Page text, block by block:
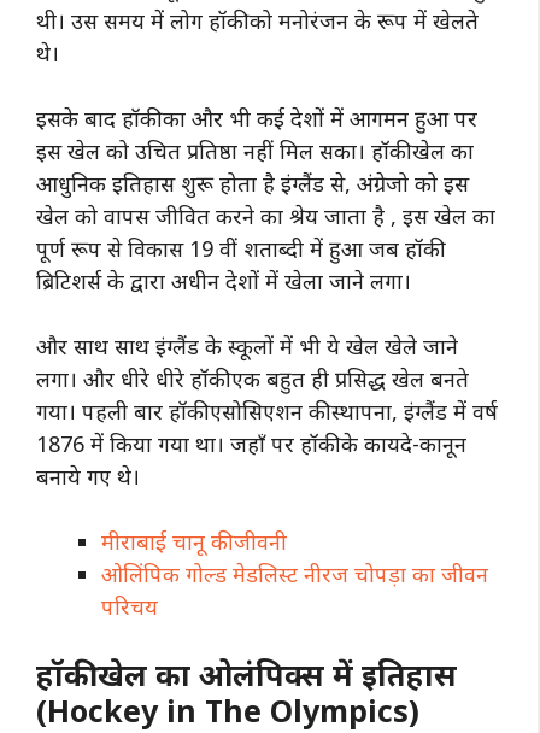
थी। उस समय में लोग हॉकी को मनोरंजन के रूप में खेलते
थे।
इसके बाद हॉकी का और भी कई देशों में आगमन हुआ पर
इस खेल को उचित प्रतिष्ठा नहीं मिल सका। हॉकी खेल का
आधुनिक इतिहास शुरू होता है इंग्लैंड से, अंग्रेजो को इस
खेल को वापस जीवित करने का श्रेय जाता है , इस खेल का
पूर्ण रूप से विकास 19 वीं शताब्दी में हुआ जब हॉकी
ब्रिटिशर्स के द्वारा अधीन देशों में खेला जाने लगा।
और साथ साथ इंग्लैंड के स्कूलों में भी ये खेल खेले जाने
लगा। और धीरे धीरे हॉकी एक बहुत ही प्रसिद्ध खेल बनते
गया। पहली बार हॉकी एसोसिएशन की स्थापना, इंग्लैंड में वर्ष
1876 में किया गया था। जहाँ पर हॉकी के कायदे-कानून
बनाये गए थे।
मीराबाई चानू की जीवनी
ओलिंपिक गोल्ड मेडलिस्ट नीरज चोपड़ा का जीवन
परिचय
हॉकी खेल का ओलंपिक्स में इतिहास
(Hockey in The Olympics)